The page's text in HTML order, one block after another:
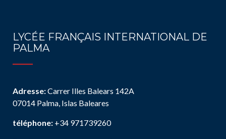
LYCÉE FRANÇAIS INTERNATIONAL DE
PALMA
Adresse:Carrer Illes Balears 142A
07014 Palma, Islas Baleares
téléphone: +34 971739260